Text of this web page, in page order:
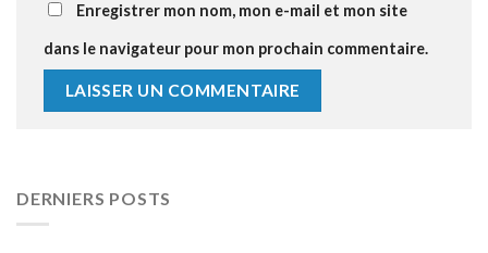
Enregistrer mon nom, mon e-mail et mon site
dans le navigateur pour mon prochain commentaire.
DERNIERS POSTS